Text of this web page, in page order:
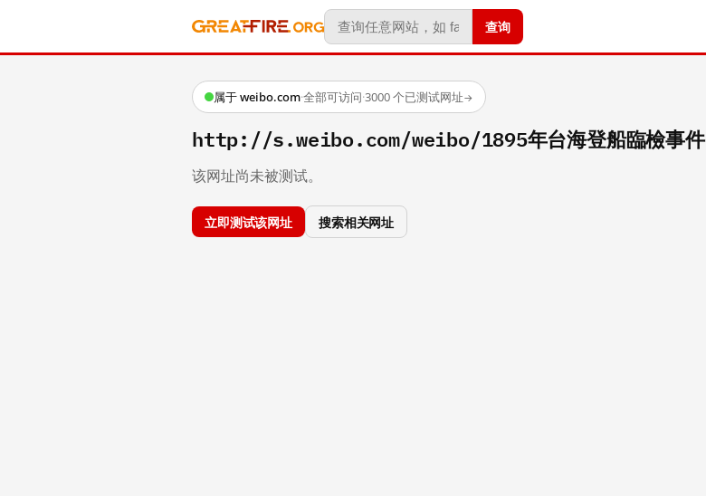
查询
属于 weibo.com·全部可访问·3000 个已测试网址→
http://s.weibo.com/weibo/1895年台海登船臨檢事件
该网址尚未被测试。
立即测试该网址 搜索相关网址